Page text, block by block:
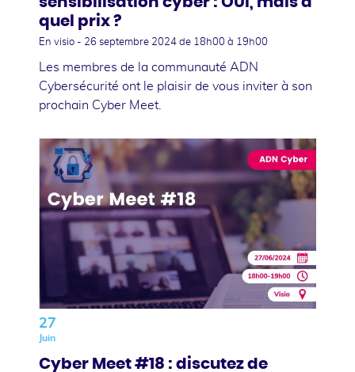
quel prix ?
En visio - 26 septembre 2024 de 18h00 à 19h00
Les membres de la communauté ADN
Cybersécurité ont le plaisir de vous inviter à son
prochain Cyber Meet.
27
Juin
Cyber Meet #18 : discutez de